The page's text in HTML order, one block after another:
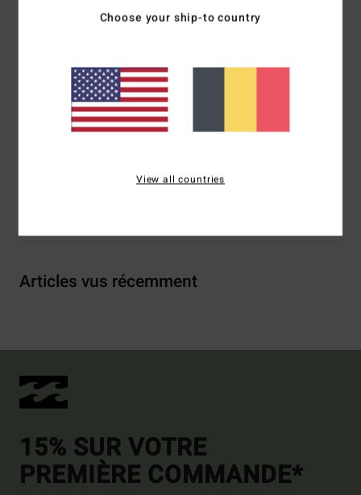
Matière : jersey de coton [160 g/m2]
Manches : manches courtes
Logotage : Sérigraphie graphique sur le devant et au dos
Étiquette logotée Billabong
Articles vus récemment
15% SUR VOTRE
PREMIÈRE COMMANDE*
Choose your ship-to country
View all countries